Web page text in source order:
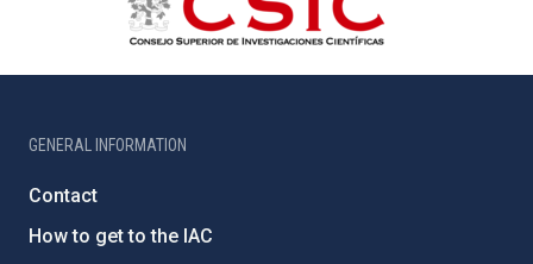
GENERAL INFORMATION
Contact
How to get to the IAC